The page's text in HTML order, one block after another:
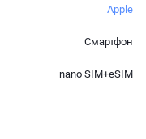
Apple
Смартфон
nano SIM+eSIM